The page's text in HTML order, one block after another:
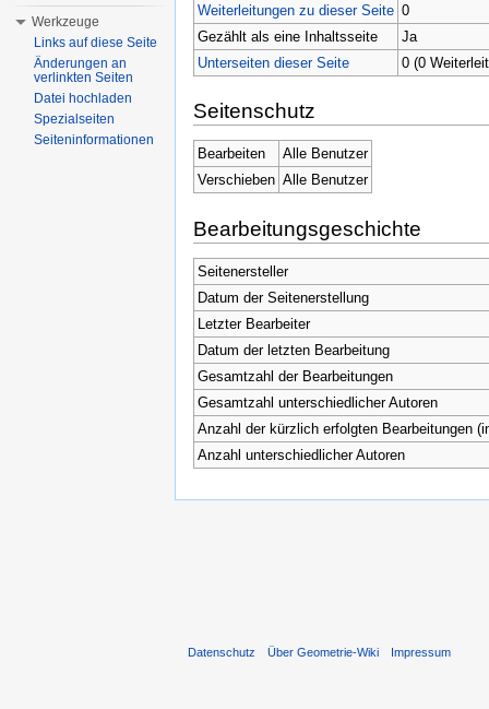
Weiterleitungen zu dieser Seite 0
Gezählt als eine Inhaltsseite
Ja
Unterseiten dieser Seite
0 (0
Seitenschutz
Bearbeiten
Alle Benutzer
Verschieben Alle Benutzer
Bearbeitungsgeschichte
Seitenersteller
Datum der Seitenerstellung
Letzter Bearbeiter
Datum der letzten Bearbeitung
Gesamtzahl der Bearbeitungen
Gesamtzahl unterschiedlicher Autoren
Anzahl der kürzlich erfolgten Bearbeitungen
Anzahl unterschiedlicher Autoren
Werkzeuge
Links auf diese Seite
Änderungen an
verlinkten Seiten
Datei hochladen
Spezialseiten
Seiteninformationen
Datenschutz Über Geometrie-Wiki Impressum